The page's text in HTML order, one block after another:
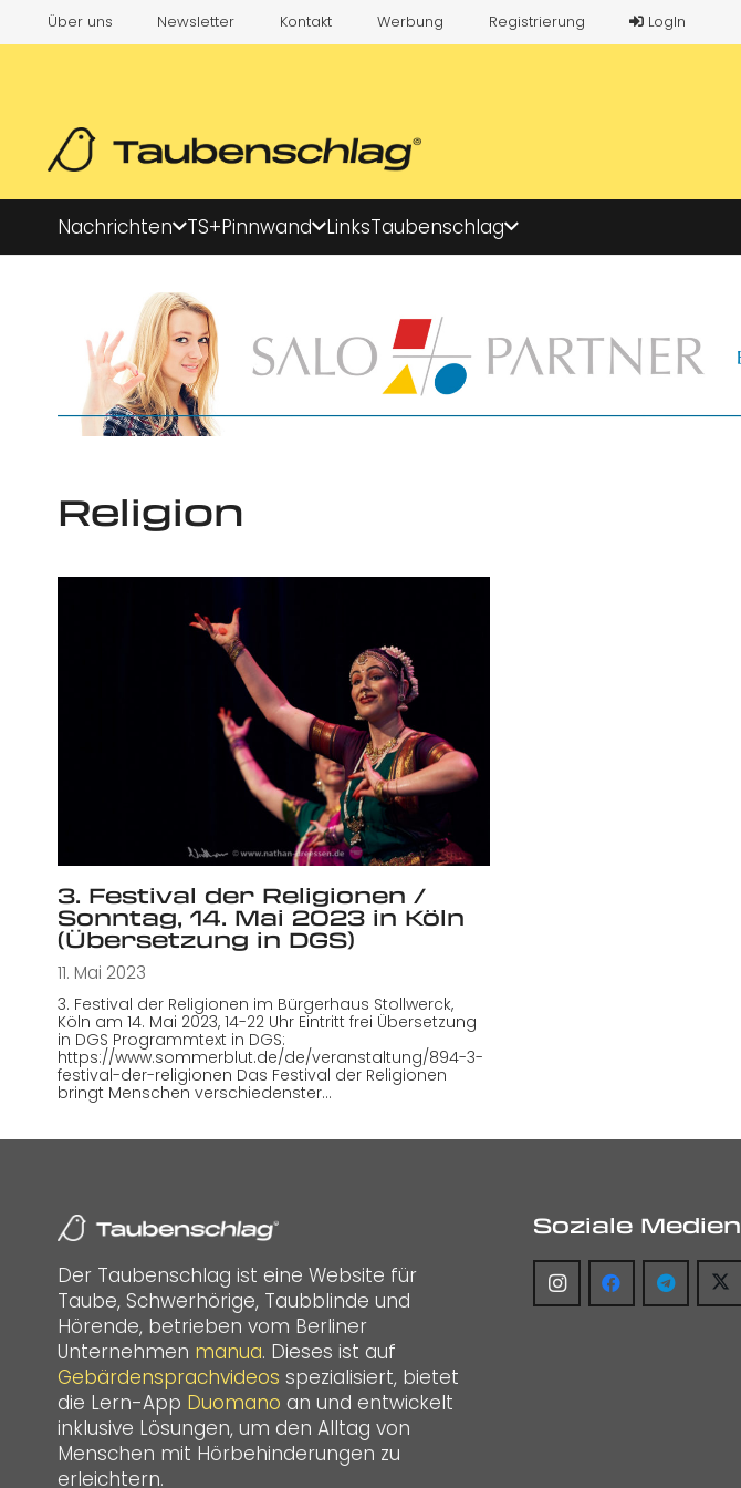
Über uns Newsletter Kontakt Werbung Registrierung LogIn
Nachrichten TS+Pinnwand LinksTaubenschlag
Religion
3. Festival der Religionen /
Sonntag, 14. Mai 2023 in Köln
(Übersetzung in DGS)
11. Mai 2023
3. Festival der Religionen im Bürgerhaus Stollwerck,
Köln am 14. Mai 2023, 14-22 Uhr Eintritt frei Übersetzung
in DGS Programmtext in DGS:
https://www.sommerblut.de/de/veranstaltung/894-3-
festival-der-religionen Das Festival der Religionen
bringt Menschen verschiedenster…
Der Taubenschlag ist eine Website für
Taube, Schwerhörige, Taubblinde und
Hörende, betrieben vom Berliner
Unternehmen manua. Dieses ist auf
Gebärdensprachvideos spezialisiert, bietet
die Lern-App Duomano an und entwickelt
inklusive Lösungen, um den Alltag von
Menschen mit Hörbehinderungen zu
erleichtern.
Soziale Medien